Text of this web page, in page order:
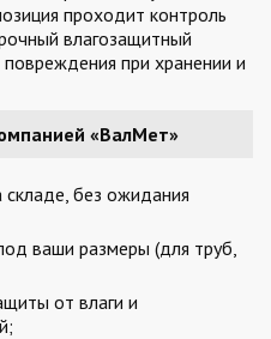
проходит контроль
влагозащитный
при хранении и
«ВалМет»
без ожидания
ваши размеры (для труб,
от влаги и